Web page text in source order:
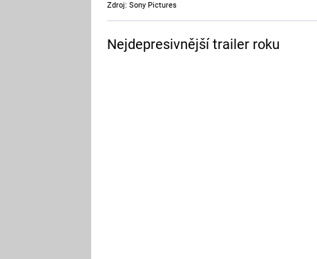
Zdroj: Sony Pictures
Nejdepresivnější trailer roku